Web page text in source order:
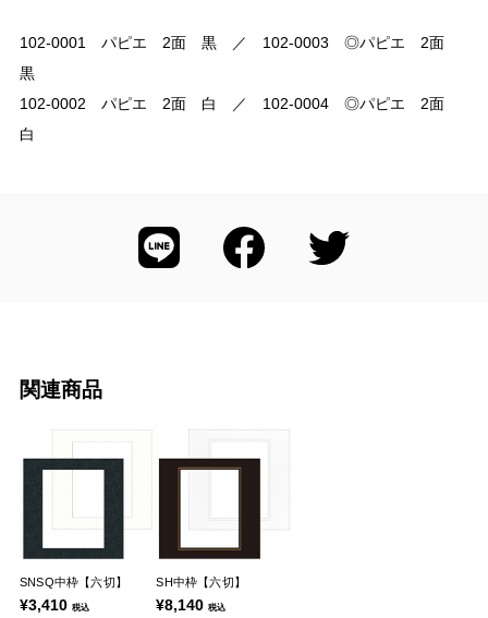
102-0001 パピエ 2面 黒 ／ 102-0003 ◎パピエ 2面
黒
102-0002 パピエ 2面 白 ／ 102-0004 ◎パピエ 2面
白
関連商品
SNSQ中枠【六切】
¥3,410 税込
SH中枠【六切】
¥8,140税込